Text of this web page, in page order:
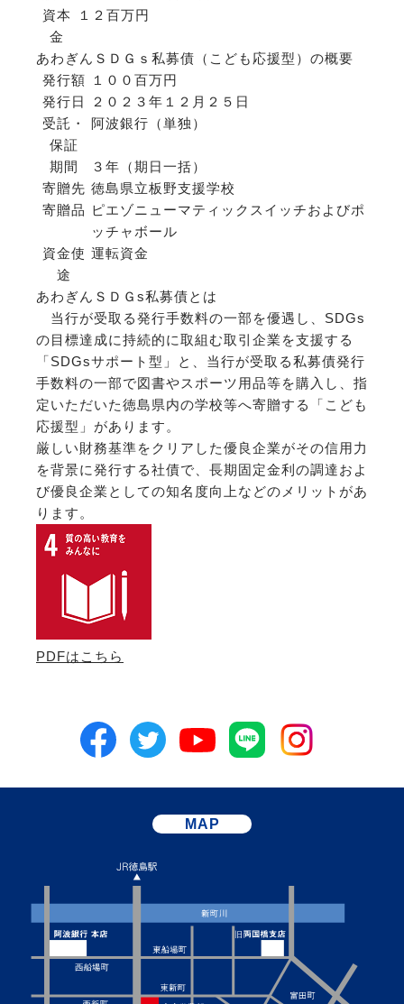
資本
金
１２百万円
あわぎんＳＤＧｓ私募債（こども応援型）の概要
発行額
１００百万円
発行日
２０２３年１２月２５日
受託・
保証
阿波銀行（単独）
期間
３年（期日一括）
寄贈先 徳島県立板野支援学校
寄贈品
ピエゾニューマティックスイッチおよびポ
ッチャボール
資金使
途
運転資金
あわぎんＳＤＧs私募債とは
当行が受取る発行手数料の一部を優遇し、SDGs
の目標達成に持続的に取組む取引企業を支援する
「SDGsサポート型」と、当行が受取る私募債発行
手数料の一部で図書やスポーツ用品等を購入し、指
定いただいた徳島県内の学校等へ寄贈する「こども
応援型」があります。
厳しい財務基準をクリアした優良企業がその信用力
を背景に発行する社債で、長期固定金利の調達およ
び優良企業としての知名度向上などのメリットがあ
ります。
PDFはこちら
MAP